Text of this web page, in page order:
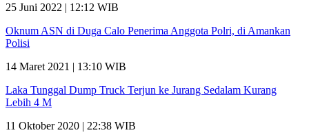
25 Juni 2022 | 12:12 WIB
Oknum ASN di Duga Calo Penerima Anggota Polri, di Amankan
Polisi
14 Maret 2021 | 13:10 WIB
Laka Tunggal Dump Truck Terjun ke Jurang Sedalam Kurang
Lebih 4 M
11 Oktober 2020 | 22:38 WIB